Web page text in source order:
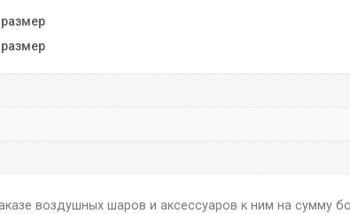
воздушных шаров и аксессуаров к ним на сумму